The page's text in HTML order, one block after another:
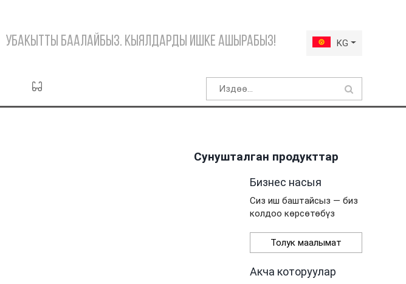
KG
Убакытты баалайбыз. Кыялдарды ишке ашырабыз!
Сунушталган продукттар
Бизнес насыя
Сиз иш баштайсыз — биз
колдоо көрсөтөбүз
Толук маалымат
Акча которуулар